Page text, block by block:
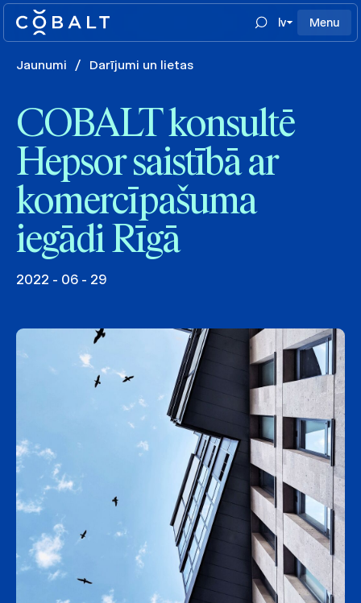
lv Menu
Jaunumi / Darījumi un lietas
COBALT konsultē
Hepsor saistībā ar
komercīpašuma
iegādi Rīgā
2022 - 06 - 29